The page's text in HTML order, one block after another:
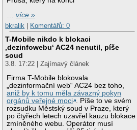
…více »
bkralik
Komentářů: 0
T-Mobile nikdo k blokaci
‚dezinfowebu‘ AC24 nenutil, píše
soud
3.8. 17:22 | Zajímavý článek
Firma T-Mobile blokovala
„dezinformační web“ AC24 bez toho,
aniž by k tomu měla závazný pokyn
orgánů veřejné moci . Píše to ve svém
rozsudku Městský soud v Praze, který
po čtyřech letech uzavřel kauzu blokace
zmíněného webu. Operátor musí